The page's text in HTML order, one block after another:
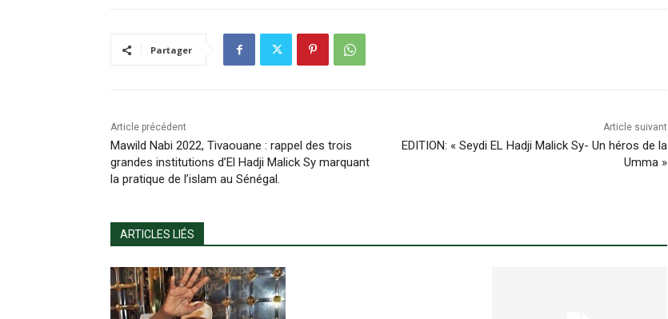
Partager
Article précédent
Mawild Nabi 2022, Tivaouane : rappel des trois
grandes institutions d’El Hadji Malick Sy marquant
la pratique de l’islam au Sénégal.
Article suivant
EDITION: « Seydi EL Hadji Malick Sy- Un héros de la
Umma »
ARTICLES LIÉS